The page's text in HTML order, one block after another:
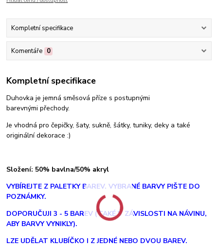
Kompletní specifikace
Komentáře 0
Kompletní specifikace
Duhovka je jemná směsová příze s postupnými
barevnými přechody.
Je vhodná pro čepičky, šaty, sukně, šátky, tuniky, deky a také
originální dekorace :)
Složení: 50% bavlna/50% akryl
VYBÍREJTE Z PALETKY BAREV. VYBRANÉ BARVY PIŠTE DO
POZNÁMKY.
DOPORUČUJI 3 - 5 BAREV (TAKÉ V ZÁVISLOSTI NA NÁVINU,
ABY BARVY VYNIKLY).
LZE UDĚLAT KLUBÍČKO I Z JEDNÉ NEBO DVOU BAREV.